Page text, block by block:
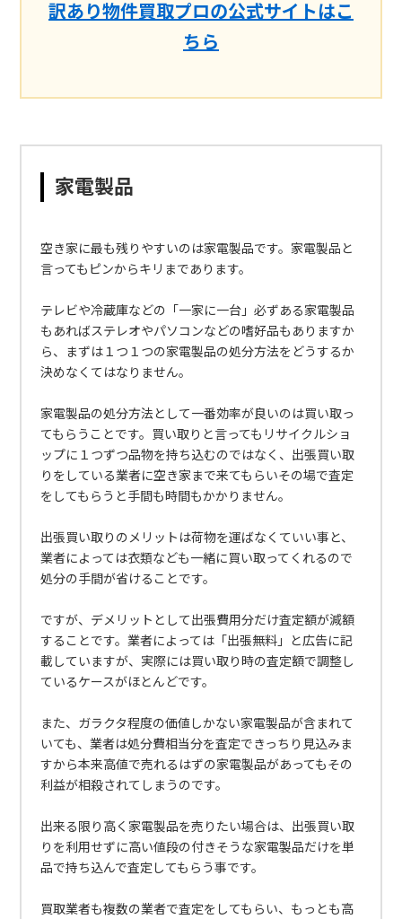
訳あり物件買取プロの公式サイトはこ
ちら
家電製品
空き家に最も残りやすいのは家電製品です。家電製品と
言ってもピンからキリまであります。
テレビや冷蔵庫などの「一家に一台」必ずある家電製品
もあればステレオやパソコンなどの嗜好品もありますか
ら、まずは１つ１つの家電製品の処分方法をどうするか
決めなくてはなりません。
家電製品の処分方法として一番効率が良いのは買い取っ
てもらうことです。買い取りと言ってもリサイクルショ
ップに１つずつ品物を持ち込むのではなく、出張買い取
りをしている業者に空き家まで来てもらいその場で査定
をしてもらうと手間も時間もかかりません。
出張買い取りのメリットは荷物を運ばなくていい事と、
業者によっては衣類なども一緒に買い取ってくれるので
処分の手間が省けることです。
ですが、デメリットとして出張費用分だけ査定額が減額
することです。業者によっては「出張無料」と広告に記
載していますが、実際には買い取り時の査定額で調整し
ているケースがほとんどです。
また、ガラクタ程度の価値しかない家電製品が含まれて
いても、業者は処分費相当分を査定できっちり見込みま
すから本来高値で売れるはずの家電製品があってもその
利益が相殺されてしまうのです。
出来る限り高く家電製品を売りたい場合は、出張買い取
りを利用せずに高い値段の付きそうな家電製品だけを単
品で持ち込んで査定してもらう事です。
買取業者も複数の業者で査定をしてもらい、もっとも高